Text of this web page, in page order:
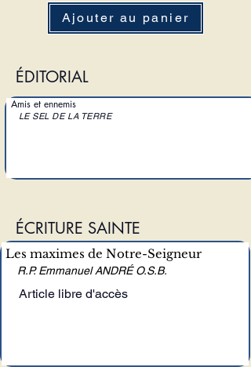
Ajouter au panier
ÉDITORIAL
Amis et ennemis
LE SEL DE LA TERRE
ÉCRITURE SAINTE
Les maximes de Notre-Seigneur
R.P. Emmanuel ANDRÉ O.S.B.
Article libre d'accès